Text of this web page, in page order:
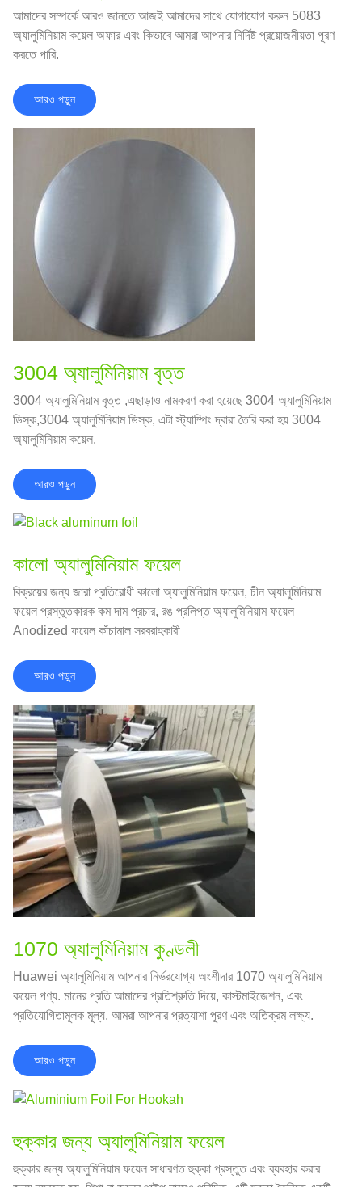
আমাদের সম্পর্কে আরও জানতে আজই আমাদের সাথে যোগাযোগ করুন 5083
অ্যালুমিনিয়াম কয়েল অফার এবং কিভাবে আমরা আপনার নির্দিষ্ট প্রয়োজনীয়তা পূরণ
করতে পারি.
আরও পড়ুন
3004 অ্যালুমিনিয়াম বৃত্ত
3004 অ্যালুমিনিয়াম বৃত্ত ,এছাড়াও নামকরণ করা হয়েছে 3004 অ্যালুমিনিয়াম
ডিস্ক,3004 অ্যালুমিনিয়াম ডিস্ক, এটা স্ট্যাম্পিং দ্বারা তৈরি করা হয় 3004
অ্যালুমিনিয়াম কয়েল.
আরও পড়ুন
কালো অ্যালুমিনিয়াম ফয়েল
বিক্রয়ের জন্য জারা প্রতিরোধী কালো অ্যালুমিনিয়াম ফয়েল, চীন অ্যালুমিনিয়াম
ফয়েল প্রস্তুতকারক কম দাম প্রচার, রঙ প্রলিপ্ত অ্যালুমিনিয়াম ফয়েল
Anodized ফয়েল কাঁচামাল সরবরাহকারী
আরও পড়ুন
1070 অ্যালুমিনিয়াম কুণ্ডলী
Huawei অ্যালুমিনিয়াম আপনার নির্ভরযোগ্য অংশীদার 1070 অ্যালুমিনিয়াম
কয়েল পণ্য. মানের প্রতি আমাদের প্রতিশ্রুতি দিয়ে, কাস্টমাইজেশন, এবং
প্রতিযোগিতামূলক মূল্য, আমরা আপনার প্রত্যাশা পূরণ এবং অতিক্রম লক্ষ্য.
আরও পড়ুন
হুক্কার জন্য অ্যালুমিনিয়াম ফয়েল
হুক্কার জন্য অ্যালুমিনিয়াম ফয়েল সাধারণত হুক্কা প্রস্তুত এবং ব্যবহার করার